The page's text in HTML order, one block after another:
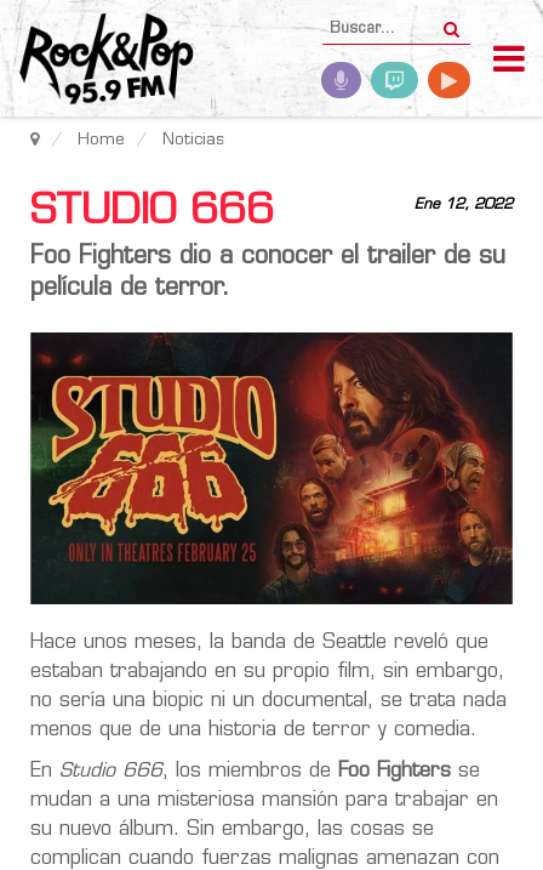
Home Noticias
Ene 12, 2022
STUDIO 666
Foo Fighters dio a conocer el trailer de su
película de terror.
Hace unos meses, la banda de Seattle reveló que
estaban trabajando en su propio film, sin embargo,
no sería una biopic ni un documental, se trata nada
menos que de una historia de terror y comedia.
En Studio 666, los miembros de Foo Fighters se
mudan a una misteriosa mansión para trabajar en
su nuevo álbum. Sin embargo, las cosas se
complican cuando fuerzas malignas amenazan con